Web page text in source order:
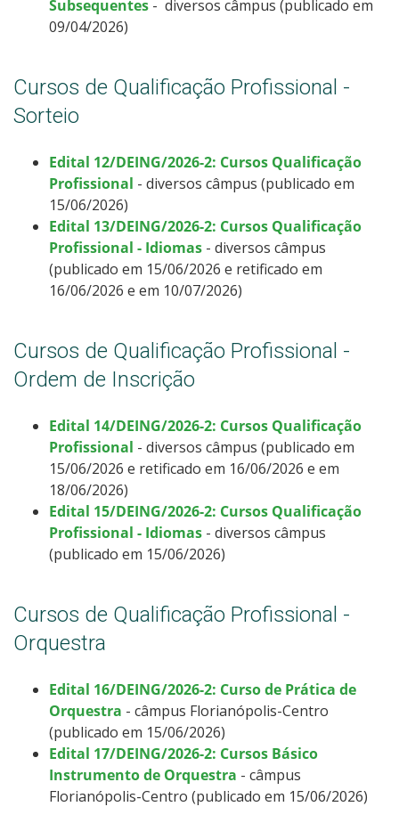
Subsequentes - diversos câmpus (publicado em
09/04/2026)
Cursos de Qualificação Profissional -
Sorteio
Edital 12/DEING/2026-2: Cursos Qualificação
Profissional - diversos câmpus (publicado em
15/06/2026)
Edital 13/DEING/2026-2: Cursos Qualificação
Profissional - Idiomas - diversos câmpus
(publicado em 15/06/2026 e retificado em
16/06/2026 e em 10/07/2026)
Cursos de Qualificação Profissional -
Ordem de Inscrição
Edital 14/DEING/2026-2: Cursos Qualificação
Profissional - diversos câmpus (publicado em
15/06/2026 e retificado em 16/06/2026 e em
18/06/2026)
Edital 15/DEING/2026-2: Cursos Qualificação
Profissional - Idiomas - diversos câmpus
(publicado em 15/06/2026)
Cursos de Qualificação Profissional -
Orquestra
Edital 16/DEING/2026-2: Curso de Prática de
Orquestra - câmpus Florianópolis-Centro
(publicado em 15/06/2026)
Edital 17/DEING/2026-2: Cursos Básico
Instrumento de Orquestra - câmpus
Florianópolis-Centro (publicado em 15/06/2026)